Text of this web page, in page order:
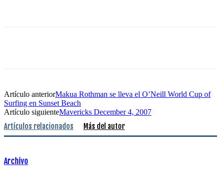
Artículo anteriorMakua Rothman se lleva el O’Neill World Cup of
Surfing en Sunset Beach
Artículo siguienteMavericks December 4, 2007
Artículos relacionados Más del autor
Archivo